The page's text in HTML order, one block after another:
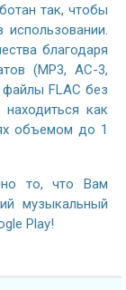
так, чтобы
благодаря
(MP3, AC-3,
файлы FLAC без
как
объемом до 1
то, что Вам
музыкальный
Play!